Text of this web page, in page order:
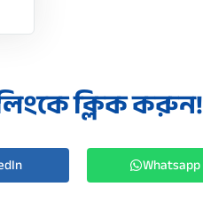
ক্লিক করুন!
Whatsapp